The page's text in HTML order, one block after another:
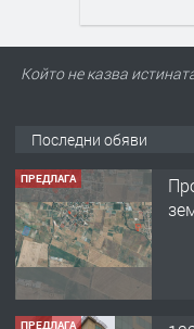
Който не казва
Последни обяви
ПРЕДЛАГА
ПРЕДЛАГА